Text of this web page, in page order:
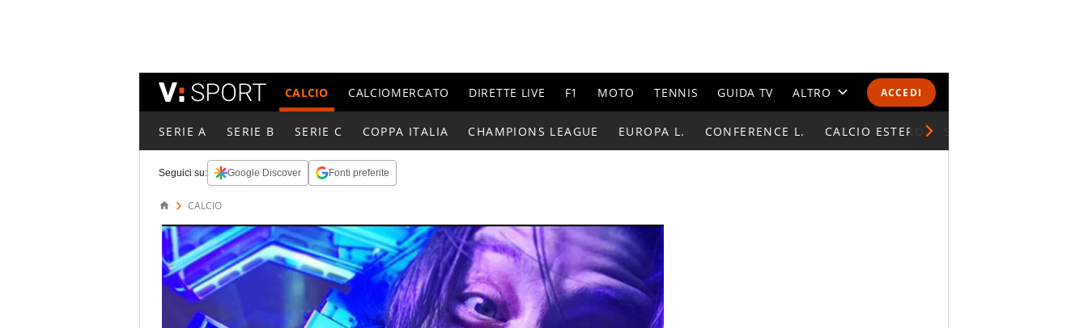
ACCEDI
CALCIO CALCIOMERCATO DIRETTE LIVE F1 MOTO TENNIS GUIDA TV ALTRO
CALENDARI E CLASSIFICHE
SERIE A SERIE B SERIE C COPPA ITALIA CHAMPIONS LEAGUE EUROPA L. CONFERENCE L. CALCIO ESTERO
Seguici su: Google Discover Fonti preferite
CALCIO